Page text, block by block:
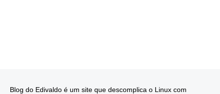
Blog do Edivaldo é um site que descomplica o Linux com